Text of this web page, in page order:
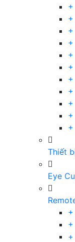
+
+
+
+
+
+
+
+
Thiết
Eye